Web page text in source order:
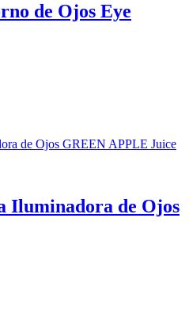
de Ojos Eye
Iluminadora de Ojos